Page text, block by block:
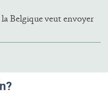
Belgique veut envoyer